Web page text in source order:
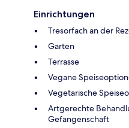
Einrichtungen
Tresorfach an der
Garten
Terrasse
Vegane
Vegetarische
Artgerechte
Gefangenschaft